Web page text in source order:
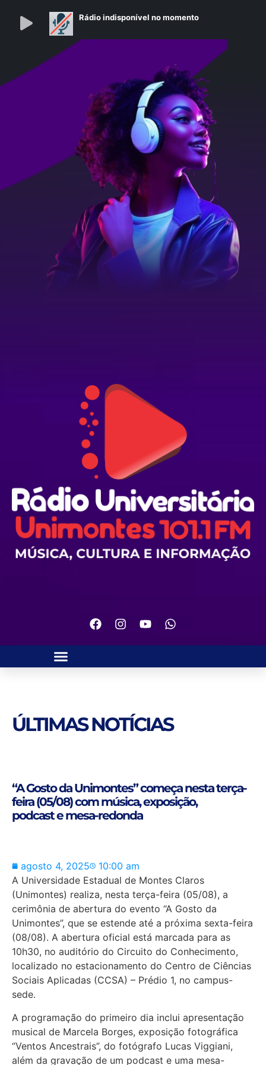
ÚLTIMAS NOTÍCIAS
“A Gosto da Unimontes” começa nesta terça-
feira (05/08) com música, exposição,
podcast e mesa-redonda
agosto 4, 2025
10:00 am
A Universidade Estadual de Montes Claros
(Unimontes) realiza, nesta terça-feira (05/08), a
cerimônia de abertura do evento “A Gosto da
Unimontes”, que se estende até a próxima sexta-feira
(08/08). A abertura oficial está marcada para as
10h30, no auditório do Circuito do Conhecimento,
localizado no estacionamento do Centro de Ciências
Sociais Aplicadas (CCSA) – Prédio 1, no campus-
sede.
A programação do primeiro dia inclui apresentação
musical de Marcela Borges, exposição fotográfica
“Ventos Ancestrais”, do fotógrafo Lucas Viggiani,
além da gravação de um podcast e uma mesa-